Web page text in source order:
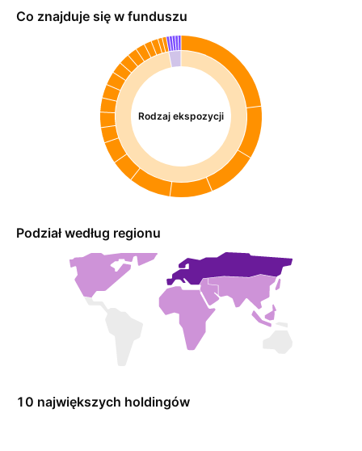
Co znajduje się w funduszu
Rodzaj ekspozycji
Podział według regionu
10 największych holdingów